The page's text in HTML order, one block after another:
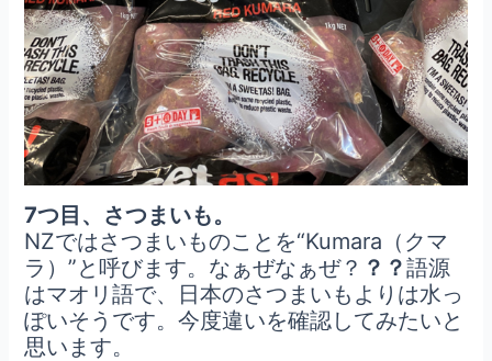
7つ目、さつまいも。
NZではさつまいものことを“Kumara（クマ
ラ）”と呼びます。なぁぜなぁぜ？ ？？語源
はマオリ語で、日本のさつまいもよりは水っ
ぽいそうです。今度違いを確認してみたいと
思います。